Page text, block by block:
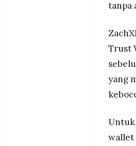
tanpa
Trust
yang
Untuk
wallet